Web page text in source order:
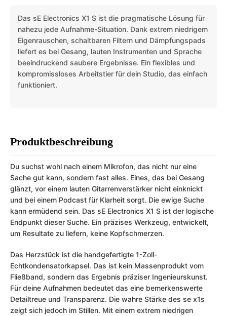
Das sE Electronics X1 S ist die pragmatische Lösung für
nahezu jede Aufnahme-Situation. Dank extrem niedrigem
Eigenrauschen, schaltbaren Filtern und Dämpfungspads
liefert es bei Gesang, lauten Instrumenten und Sprache
beeindruckend saubere Ergebnisse. Ein flexibles und
kompromissloses Arbeitstier für dein Studio, das einfach
funktioniert.
Produktbeschreibung
Du suchst wohl nach einem Mikrofon, das nicht nur eine
Sache gut kann, sondern fast alles. Eines, das bei Gesang
glänzt, vor einem lauten Gitarrenverstärker nicht einknickt
und bei einem Podcast für Klarheit sorgt. Die ewige Suche
kann ermüdend sein. Das sE Electronics X1 S ist der logische
Endpunkt dieser Suche. Ein präzises Werkzeug, entwickelt,
um Resultate zu liefern, keine Kopfschmerzen.
Das Herzstück ist die handgefertigte 1-Zoll-
Echtkondensatorkapsel. Das ist kein Massenprodukt vom
Fließband, sondern das Ergebnis präziser Ingenieurskunst.
Für deine Aufnahmen bedeutet das eine bemerkenswerte
Detailtreue und Transparenz. Die wahre Stärke des se x1s
zeigt sich jedoch im Stillen. Mit einem extrem niedrigen